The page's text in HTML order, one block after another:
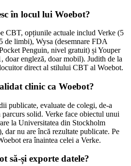
în locul lui Woebot?
CBT, opțiunile actuale includ Verke (5
de limbi), Wysa (desemnare FDA
Penguin, nivel gratuit) și Youper
doar engleză, doar mobil). Judith de la
direct al stilului CBT al Woebot.
clinic ca Woebot?
publicate, evaluate de colegi, de-a
solid. Verke face obiectul unui
la Universitatea din Stockholm
dar nu are încă rezultate publicate. Pe
era înaintea celei a Verke.
să-și exporte datele?